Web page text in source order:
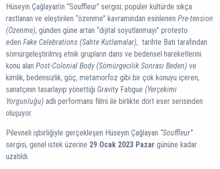
Hüseyin Çağlayan’ın “Souffleur” sergisi; popüler kültürde sıkça
rastlanan ve eleştirilen “özenme” kavramından esinlenen Pre-tension
(Özenme); günden güne artan “dijital soyutlanmayı” protesto
eden Fake Celebrations (Sahte Kutlamalar), tarihte Batı tarafından
sömürgeleştirilmiş etnik grupların dans ve bedensel hareketlerini
konu alan Post-Colonial Body (Sömürgecilik Sonrası Beden) ve
kimlik, bedensizlik, göç, metamorfoz gibi bir çok konuyu içeren,
sanatçının tasarlayıp yönettiği Gravity Fatigue (Yerçekimi
Yorgunluğu) adlı performans filmi ile birlikte dört eser serisinden
oluşuyor.
Pilevneli işbirliğiyle gerçekleşen Hüseyin Çağlayan “Souffleur”
sergisi, genel istek üzerine 29 Ocak 2023 Pazar gününe kadar
uzatıldı.